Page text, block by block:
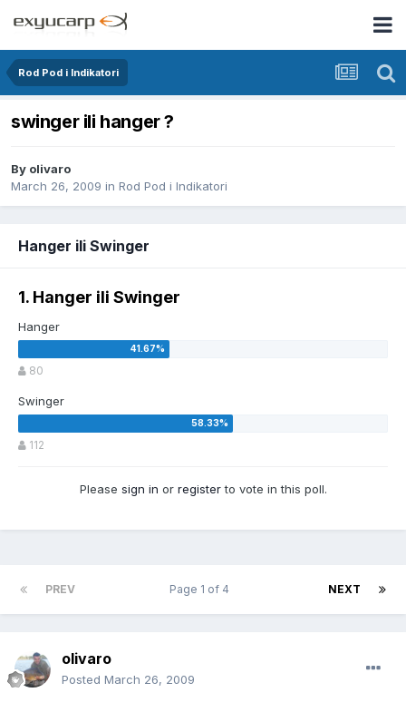
Rod Pod i Indikatori
swinger ili hanger ?
By olivaro
March 26, 2009 in Rod Pod i Indikatori
Hanger ili Swinger
1. Hanger ili Swinger
Hanger
80
Swinger
112
Please sign in or registerto vote in this poll.
PREV NEXT
Page 1 of 4
olivaro
Posted March 26, 2009